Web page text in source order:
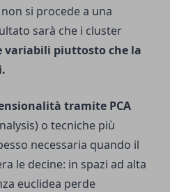
si procede a una
sarà che i cluster
variabili piuttosto che la
tramite PCA
o tecniche più
necessaria quando il
le decine: in spazi ad alta
euclidea perde